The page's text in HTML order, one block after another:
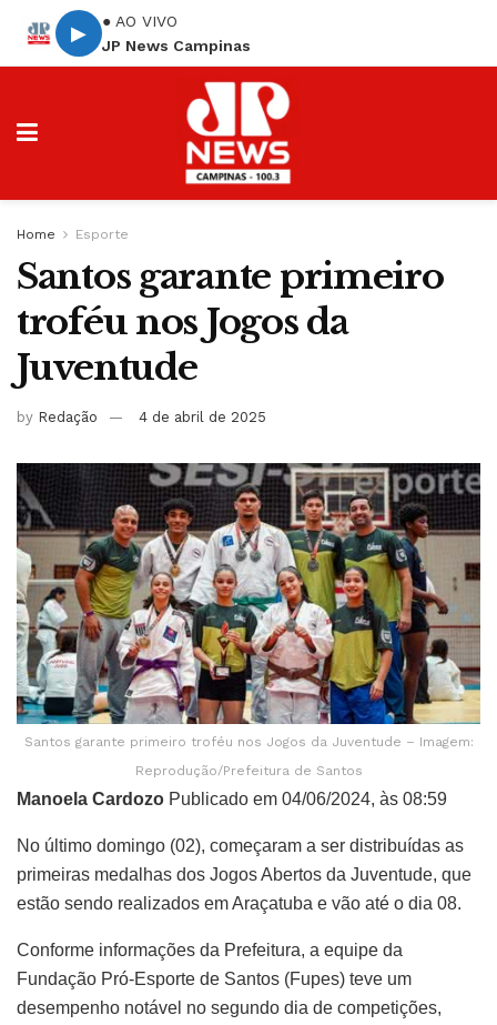
▶
● AO VIVO
JP News Campinas
Home Esporte
Santos garante primeiro
troféu nos Jogos da
Juventude
by Redação 4 de abril de 2025
Santos garante primeiro troféu nos Jogos da Juventude – Imagem:
Reprodução/Prefeitura de Santos
Manoela Cardozo Publicado em 04/06/2024, às 08:59
No último domingo (02), começaram a ser distribuídas as
primeiras medalhas dos Jogos Abertos da Juventude, que
estão sendo realizados em Araçatuba e vão até o dia 08.
Conforme informações da Prefeitura, a equipe da
Fundação Pró-Esporte de Santos (Fupes) teve um
desempenho notável no segundo dia de competições,